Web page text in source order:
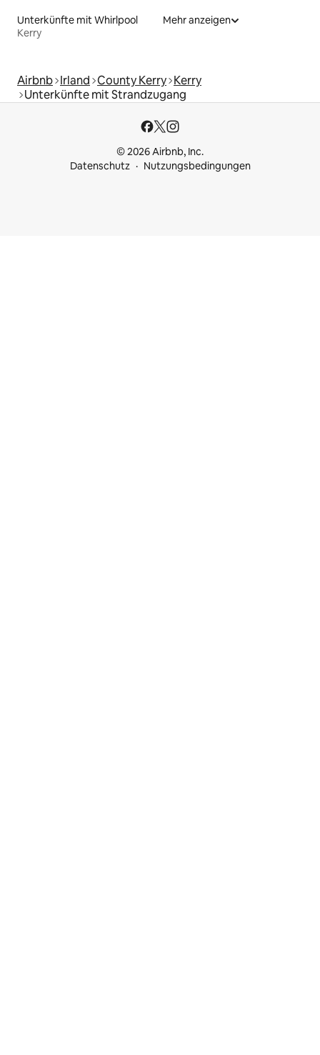
Unterkünfte mit Whirlpool
Kerry
Mehr anzeigen
Airbnb Irland County Kerry Kerry
Unterkünfte mit Strandzugang
© 2026 Airbnb, Inc.
Datenschutz
Nutzungsbedingungen